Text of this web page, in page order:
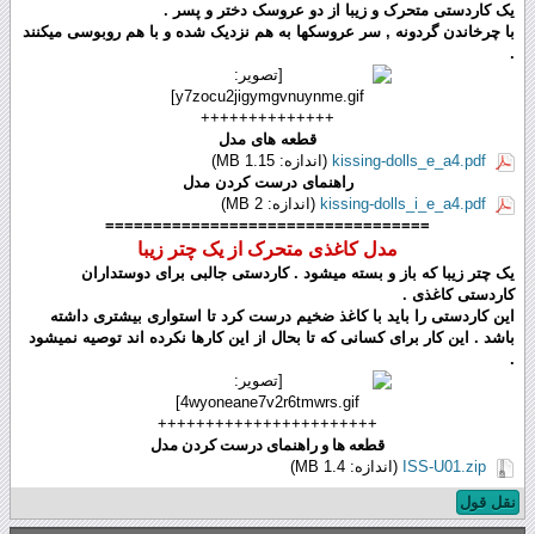
یک کاردستی متحرک و زیبا از دو عروسک دختر و پسر .
با چرخاندن گردونه , سر عروسکها به هم نزدیک شده و با هم روبوسی میکنند
.
++++++++++++++
قطعه های مدل
kissing-dolls_e_a4.pdf (اندازه: 1.15 MB)
راهنمای درست کردن مدل
kissing-dolls_i_e_a4.pdf (اندازه: 2 MB)
==================================
مدل کاغذی متحرک از یک چتر زیبا
یک چتر زیبا که باز و بسته میشود . کاردستی جالبی برای دوستداران
کاردستی کاغذی .
این کاردستی را باید با کاغذ ضخیم درست کرد تا استواری بیشتری داشته
باشد . این کار برای کسانی که تا بحال از این کارها نکرده اند توصیه نمیشود
.
+++++++++++++++++++++++
قطعه ها و راهنمای درست کردن مدل
ISS-U01.zip (اندازه: 1.4 MB)
نقل قول